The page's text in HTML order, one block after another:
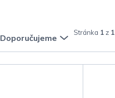
Stránka 1 z 1
Doporučujeme